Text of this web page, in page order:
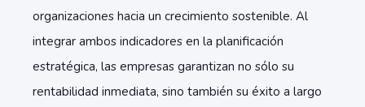
organizaciones hacia un crecimiento sostenible. Al
integrar ambos indicadores en la planificación
estratégica, las empresas garantizan no sólo su
rentabilidad inmediata, sino también su éxito a largo